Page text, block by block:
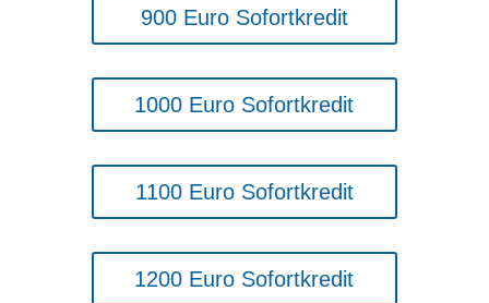
900 Euro Sofortkredit
1000 Euro Sofortkredit
1100 Euro Sofortkredit
1200 Euro Sofortkredit